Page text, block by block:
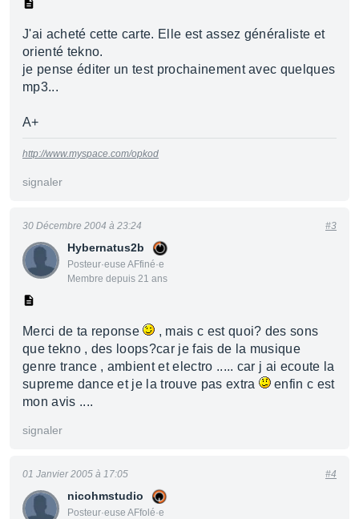
J'ai acheté cette carte. Elle est assez généraliste et
orienté tekno.
je pense éditer un test prochainement avec quelques
mp3...
A+
http://www.myspace.com/opkod
signaler
Hybernatus2b
Posteur·euse AFfiné·e
Membre depuis 21 ans
30 Décembre 2004 à 23:24 #3
Merci de ta reponse
, mais c est quoi? des sons
que tekno , des loops?car je fais de la musique
genre trance , ambient et electro ..... car j ai ecoute la
supreme dance et je la trouve pas extra
enfin c est
mon avis ....
signaler
nicohmstudio
Posteur·euse AFfolé·e
01 Janvier 2005 à 17:05 #4